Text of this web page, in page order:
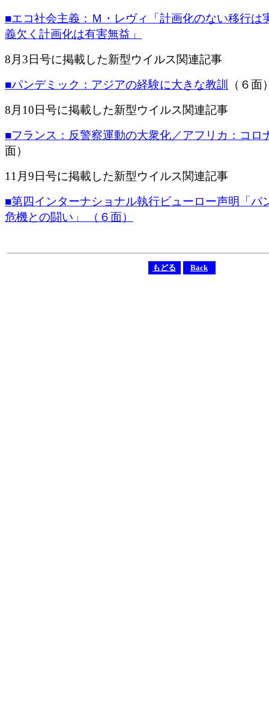
■エコ社会主義：Ｍ・レヴィ「計画化のない移行
義欠く計画化は有害無益」
8月3日号に掲載した新型ウイルス関連記事
■パンデミック：アジアの経験に大きな教訓
（６面
8月10日号に掲載した新型ウイルス関連記事
■フランス：反警察運動の大衆化／アフリカ：コロ
面）
11月9日号に掲載した新型ウイルス関連記事
■第四インターナショナル執行ビューロー声明「パ
危機との闘い」 （６面）
もどる Back